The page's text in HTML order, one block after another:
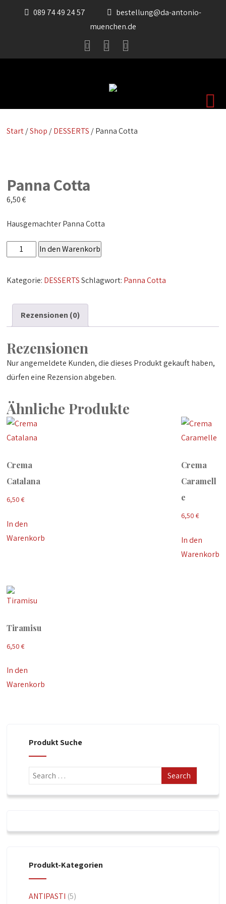
089 74 49 24 57
bestellung@da-antonio-
muenchen.de
Start/Shop /DESSERTS / Panna Cotta
Panna Cotta
6,50€
Hausgemachter Panna Cotta
Panna
Menge
In den Warenkorb
Kategorie: DESSERTS Schlagwort: Panna Cotta
Rezensionen (0)
Rezensionen
Nur angemeldete Kunden, die dieses Produkt gekauft haben,
dürfen eine Rezension abgeben.
Ähnliche Produkte
Crema
Catalana
6,50€
In den
Warenkorb
Crema
Caramell
e
6,50 €
In den
Warenkorb
Tiramisu
6,50€
In den
Warenkorb
Produkt Suche
Produkt-Kategorien
ANTIPASTI (5)